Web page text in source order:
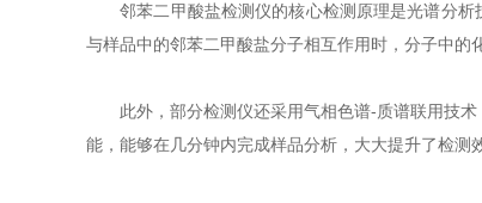
邻苯二甲酸盐检测仪的核心检测原理是光谱分析
与样品中的邻苯二甲酸盐分子相互作用时，分子中的
此外，部分检测仪还采用气相色谱-质谱联用技术
能，能够在几分钟内完成样品分析，大大提升了检测